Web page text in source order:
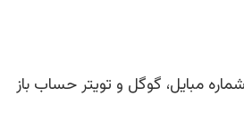
مبایل، گوگل و تویتر حساب باز